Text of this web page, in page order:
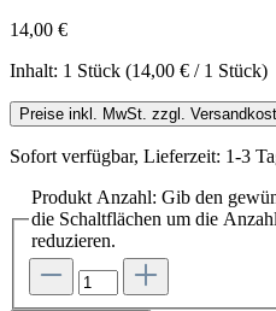
14,00 €
Inhalt: 1 Stück (14,00 € / 1 Stück)
Preise inkl. MwSt. zzgl.
Sofort verfügbar, Lieferzeit: 1-3
Produkt Anzahl: Gib den
die Schaltflächen um die
reduzieren.